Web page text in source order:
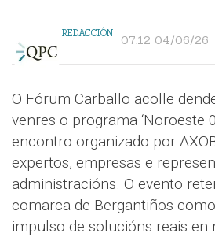
REDACCIÓN 07:12 04/06/26
O Fórum Carballo acolle
venres o programa ‘Noroeste
encontro organizado por
expertos, empresas e
administracións. O evento
comarca de Bergantiños
impulso de solucións reais en